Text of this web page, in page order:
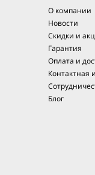
О компании
Новости
Скидки и
Гарантия
Оплата и
Контактная
Блог